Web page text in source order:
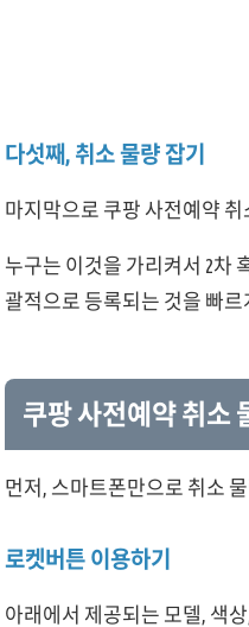
다섯째, 취소 물량 잡기
마지막으로 쿠팡 사전예약
누구는 이것을 가리켜서 2차
괄적으로 등록되는 것을 빠
쿠팡 사전예약 취소
먼저, 스마트폰만으로 취소
로켓버튼 이용하기
아래에서 제공되는 모델, 색